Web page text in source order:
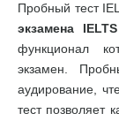
Пробный тест
экзамена
функционал
экзамен.
аудирование,
тест позволяет